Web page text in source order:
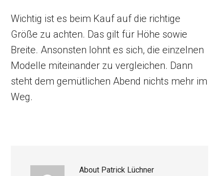
Wichtig ist es beim Kauf auf die richtige
Größe zu achten. Das gilt für Höhe sowie
Breite. Ansonsten lohnt es sich, die einzelnen
Modelle miteinander zu vergleichen. Dann
steht dem gemütlichen Abend nichts mehr im
Weg.
About Patrick Lüchner